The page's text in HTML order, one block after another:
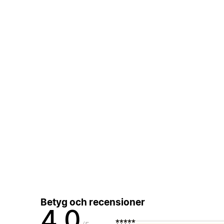
Betyg och recensioner